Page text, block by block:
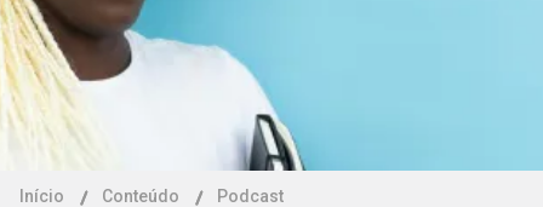
Início Conteúdo Podcast